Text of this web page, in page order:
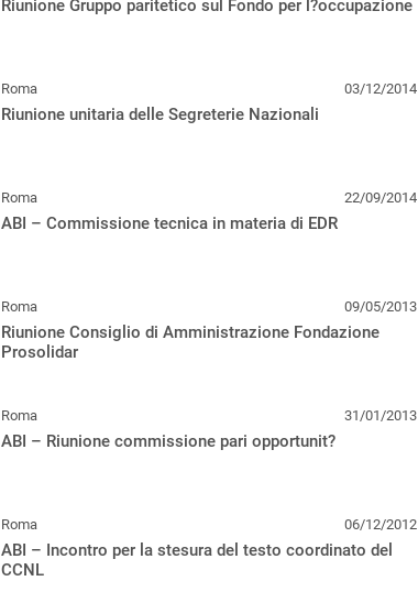
Riunione Gruppo paritetico sul Fondo per l?occupazione
Roma 03/12/2014
Riunione unitaria delle Segreterie Nazionali
Roma 22/09/2014
ABI – Commissione tecnica in materia di EDR
Roma 09/05/2013
Riunione Consiglio di Amministrazione Fondazione
Prosolidar
Roma 31/01/2013
ABI – Riunione commissione pari opportunit?
Roma 06/12/2012
ABI – Incontro per la stesura del testo coordinato del
CCNL